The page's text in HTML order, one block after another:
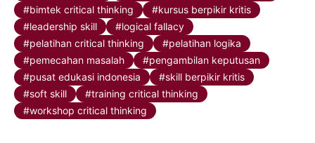
bimtek critical thinking
kursus berpikir kritis
leadership skill
logical fallacy
pelatihan critical thinking
pelatihan logika
pemecahan masalah
pengambilan keputusan
pusat edukasi indonesia
skill berpikir kritis
soft skill
training critical thinking
workshop critical thinking